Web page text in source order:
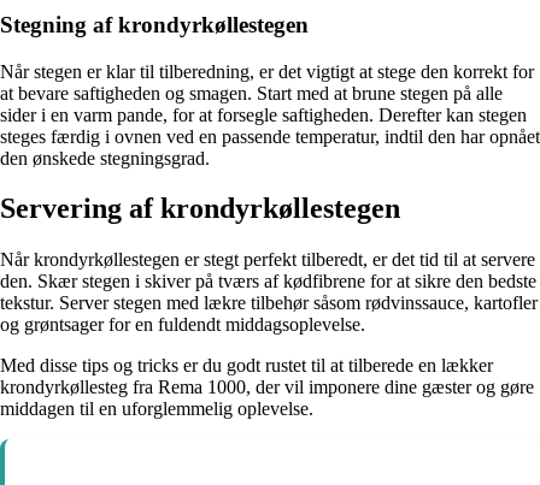
Stegning af krondyrkøllestegen
Når stegen er klar til tilberedning, er det vigtigt at stege den korrekt for
at bevare saftigheden og smagen. Start med at brune stegen på alle
sider i en varm pande, for at forsegle saftigheden. Derefter kan stegen
steges færdig i ovnen ved en passende temperatur, indtil den har opnået
den ønskede stegningsgrad.
Servering af krondyrkøllestegen
Når krondyrkøllestegen er stegt perfekt tilberedt, er det tid til at servere
den. Skær stegen i skiver på tværs af kødfibrene for at sikre den bedste
tekstur. Server stegen med lækre tilbehør såsom rødvinssauce, kartofler
og grøntsager for en fuldendt middagsoplevelse.
Med disse tips og tricks er du godt rustet til at tilberede en lækker
krondyrkøllesteg fra Rema 1000, der vil imponere dine gæster og gøre
middagen til en uforglemmelig oplevelse.